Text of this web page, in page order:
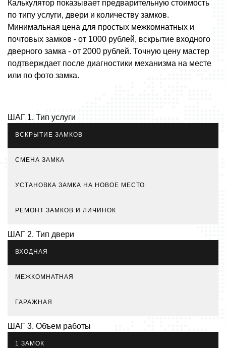
Калькулятор показывает предварительную стоимость
по типу услуги, двери и количеству замков.
Минимальная цена для простых межкомнатных и
почтовых замков - от 1000 рублей, вскрытие входного
дверного замка - от 2000 рублей. Точную цену мастер
подтверждает после диагностики механизма на месте
или по фото замка.
ШАГ 1. Тип услуги
ВСКРЫТИЕ ЗАМКОВ
СМЕНА ЗАМКА
УСТАНОВКА ЗАМКА НА НОВОЕ МЕСТО
РЕМОНТ ЗАМКОВ И ЛИЧИНОК
ШАГ 2. Тип двери
ВХОДНАЯ
МЕЖКОМНАТНАЯ
ГАРАЖНАЯ
ШАГ 3. Объем работы
1 ЗАМОК